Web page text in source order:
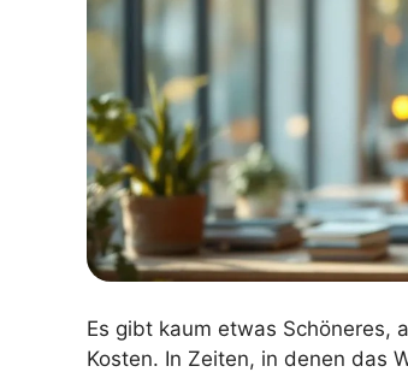
Es gibt kaum etwas Schöneres,
Kosten. In Zeiten, in denen das